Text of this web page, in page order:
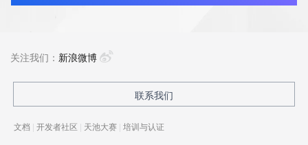
新注册
关注我们： 新浪微博
联系我们
文档 | 开发者社区 | 天池大赛 | 培训与认证